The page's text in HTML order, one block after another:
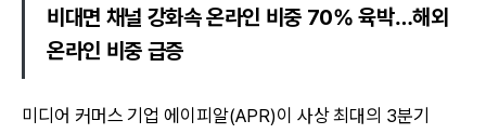
비대면 채널 강화속 온라인 비중 70% 육박…해외
온라인 비중 급증
미디어 커머스 기업 에이피알(APR)이 사상 최대의 3분기